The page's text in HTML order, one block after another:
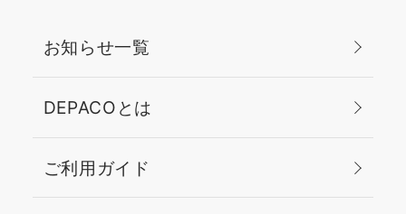
お知らせ一覧
DEPACOとは
ご利用ガイド